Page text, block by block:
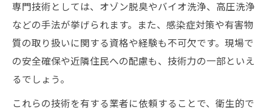
専門技術としては、オゾン脱臭やバイオ洗浄、高圧洗浄
などの手法が挙げられます。また、感染症対策や有害物
質の取り扱いに関する資格や経験も不可欠です。現場で
の安全確保や近隣住民への配慮も、技術力の一部といえ
るでしょう。
これらの技術を有する業者に依頼することで、衛生的で